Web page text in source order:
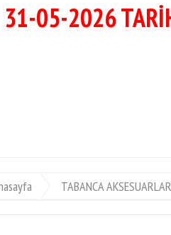
31-05-2026
TABANCA